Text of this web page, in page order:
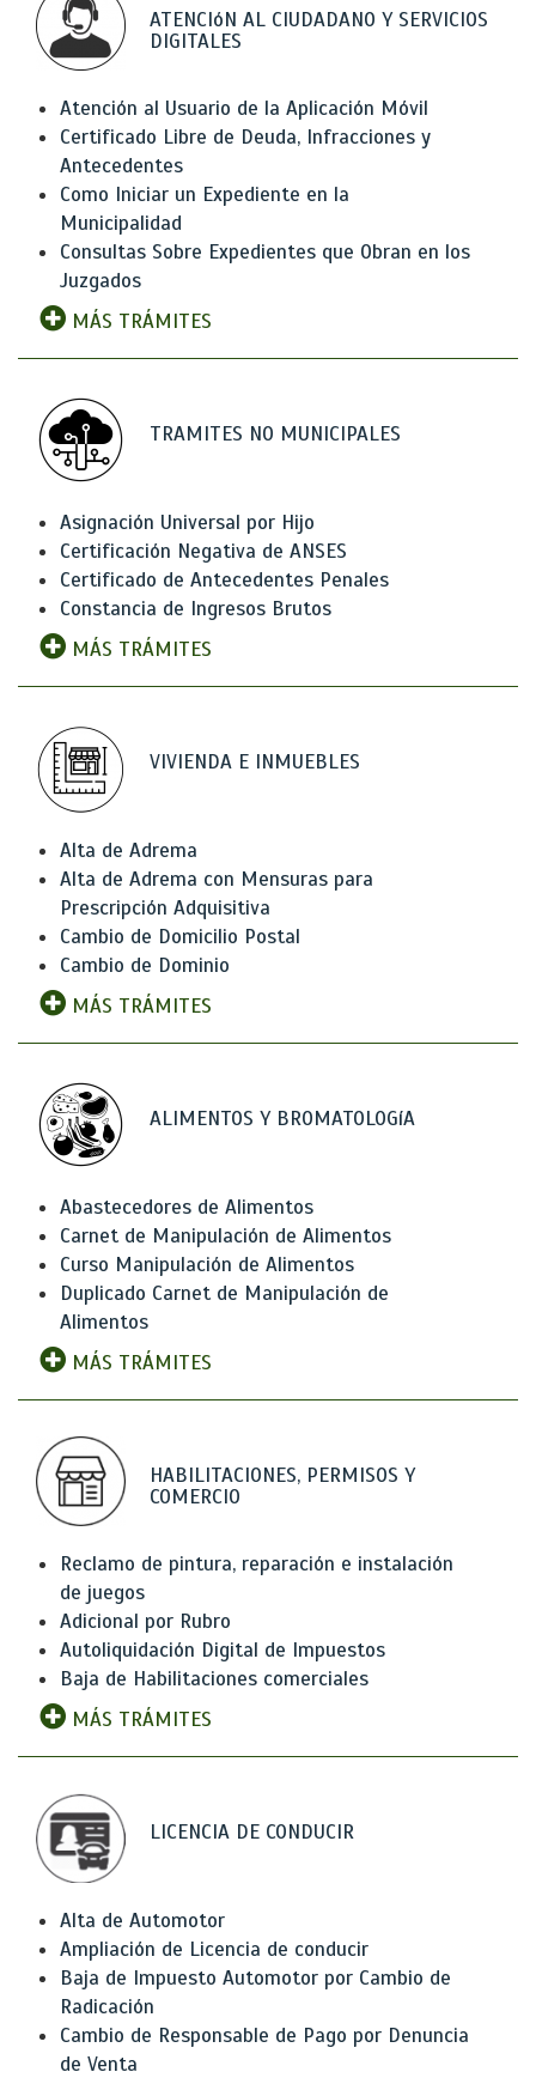
ATENCIóN AL CIUDADANO Y SERVICIOS
DIGITALES
Atención al Usuario de la Aplicación Móvil
Certificado Libre de Deuda, Infracciones y
Antecedentes
Como Iniciar un Expediente en la
Municipalidad
Consultas Sobre Expedientes que Obran en los
Juzgados
MÁS TRÁMITES
TRAMITES NO MUNICIPALES
Asignación Universal por Hijo
Certificación Negativa de ANSES
Certificado de Antecedentes Penales
Constancia de Ingresos Brutos
MÁS TRÁMITES
VIVIENDA E INMUEBLES
Alta de Adrema
Alta de Adrema con Mensuras para
Prescripción Adquisitiva
Cambio de Domicilio Postal
Cambio de Dominio
MÁS TRÁMITES
ALIMENTOS Y BROMATOLOGíA
Abastecedores de Alimentos
Carnet de Manipulación de Alimentos
Curso Manipulación de Alimentos
Duplicado Carnet de Manipulación de
Alimentos
MÁS TRÁMITES
HABILITACIONES, PERMISOS Y
COMERCIO
Reclamo de pintura, reparación e instalación
de juegos
Adicional por Rubro
Autoliquidación Digital de Impuestos
Baja de Habilitaciones comerciales
MÁS TRÁMITES
LICENCIA DE CONDUCIR
Alta de Automotor
Ampliación de Licencia de conducir
Baja de Impuesto Automotor por Cambio de
Radicación
Cambio de Responsable de Pago por Denuncia
de Venta